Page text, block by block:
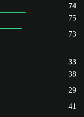
74
75
73
33
38
29
41